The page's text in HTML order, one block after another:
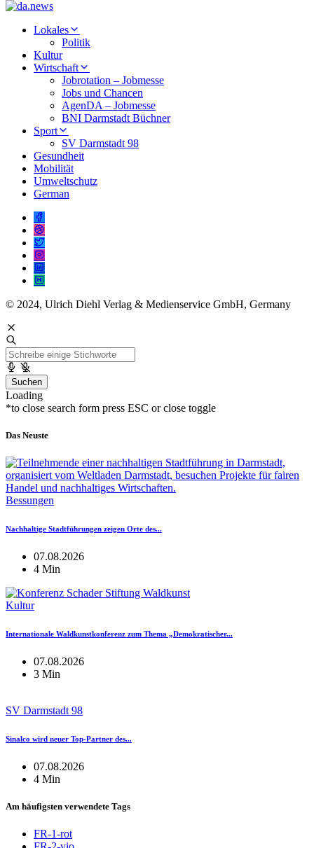
Lokales
Politik
Kultur
Wirtschaft
Jobrotation – Jobmesse
Jobs und Chancen
AgenDA – Jobmesse
BNI Darmstadt Büchner
Sport
SV Darmstadt 98
Gesundheit
Mobilität
Umweltschutz
German
© 2024, Ulrich Diehl Verlag & Medienservice GmbH, Germany
Suchen
Loading
*to close search form press ESC or close toggle
Das Neuste
Bessungen
Nachhaltige Stadtführungen zeigen Orte des...
07.08.2026
4 Min
Kultur
Internationale Waldkunstkonferenz zum Thema „Demokratischer...
07.08.2026
3 Min
SV Darmstadt 98
Sinalco wird neuer Top-Partner des...
07.08.2026
4 Min
Am häufigsten verwendete Tags
FR-1-rot